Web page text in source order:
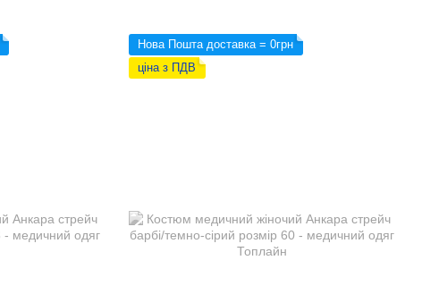
Нова Пошта доставка = 0грн
ціна з ПДВ